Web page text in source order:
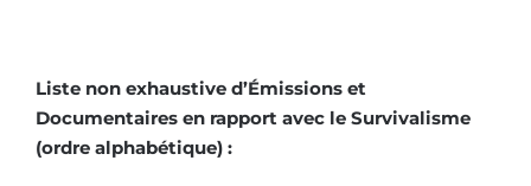
Liste non exhaustive d’Émissions et
Documentaires en rapport avec le Survivalisme
(ordre alphabétique) :